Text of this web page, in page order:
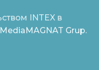
INTEX в
MediaMAGNAT Grup.